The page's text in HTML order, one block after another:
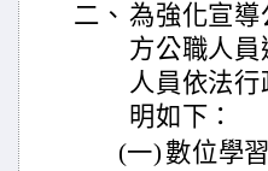
二、 為強化宣
方公職人
人員依法
明如下：
(一) 數位學